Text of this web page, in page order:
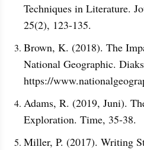
Techniques in Literature.
25(2), 123-135.
Brown, K. (2018). The
National Geographic.
https://
Adams, R. (2019, Juni).
Exploration. Time, 35-38.
Miller, P. (2017). Writing